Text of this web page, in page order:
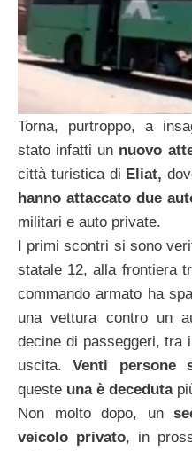
Torna, purtroppo, a
stato infatti un nuovo
città turistica di Eliat,
hanno attaccato due
militari e auto private.
I primi scontri si sono
statale 12, alla frontiera
commando armato ha
una vettura contro un
decine di passeggeri, tra
uscita.Venti persone
queste una è deceduta
Non molto dopo, un
veicolo privato, in